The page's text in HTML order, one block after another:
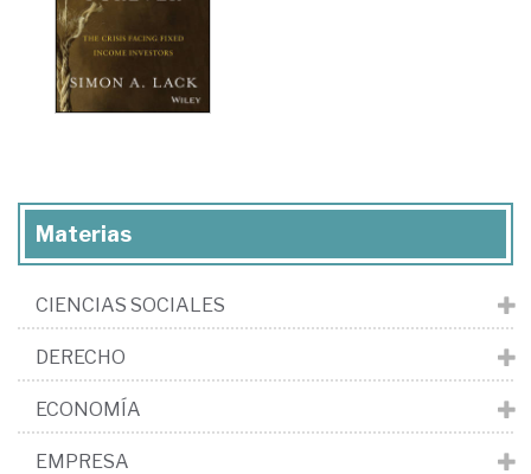
Materias
CIENCIAS SOCIALES
DERECHO
ECONOMÍA
EMPRESA